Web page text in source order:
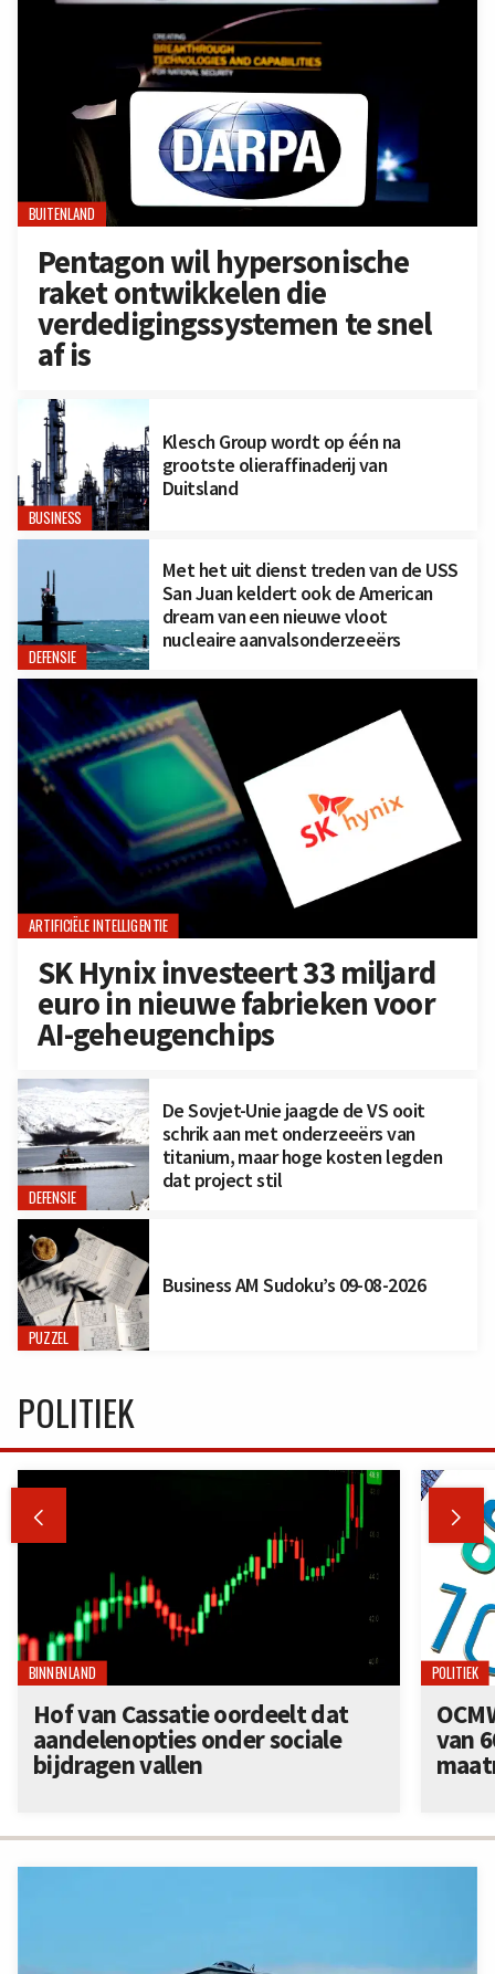
BUITENLAND
Pentagon wil hypersonische
raket ontwikkelen die
verdedigingssystemen te snel
af is
BUSINESS
Klesch Group wordt op één na
grootste olieraffinaderij van
Duitsland
DEFENSIE
Met het uit dienst treden van de USS
San Juan keldert ook de American
dream van een nieuwe vloot
nucleaire aanvalsonderzeeërs
ARTIFICIËLE INTELLIGENTIE
SK Hynix investeert 33 miljard
euro in nieuwe fabrieken voor
AI-geheugenchips
DEFENSIE
De Sovjet-Unie jaagde de VS ooit
schrik aan met onderzeeërs van
titanium, maar hoge kosten legden
dat project stil
PUZZEL
Business AM Sudoku’s 09-08-2026
POLITIEK
 
BINNENLAND
Hof van Cassatie oordeelt dat
aandelenopties onder sociale
bijdragen vallen
POLITIEK
van